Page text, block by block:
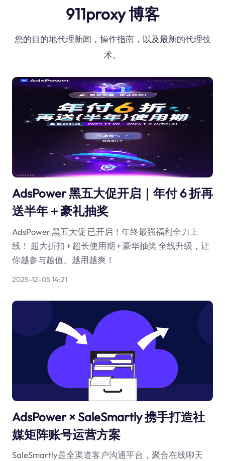
911proxy 博客
您的目的地代理新闻，操作指南，以及最新的代理技
术。
AdsPower 黑五大促开启｜年付 6 折再
送半年＋豪礼抽奖
AdsPower 黑五大促 已开启！年终最强福利全力上
线！ 超大折扣 + 超长使用期 + 豪华抽奖 全线升级，让
你越参与越值、越用越爽！
2025-12-05 14:21
AdsPower × SaleSmartly 携手打造社
媒矩阵账号运营方案
SaleSmartly是全渠道客户沟通平台，聚合在线聊天